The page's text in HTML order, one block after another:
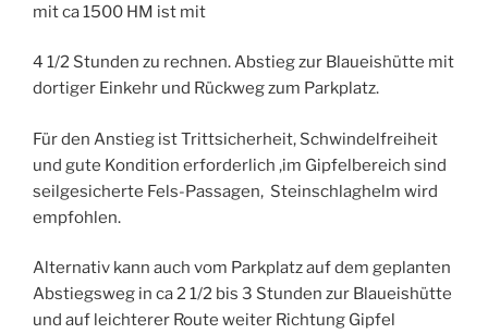
mit ca 1500 HM ist mit
4 1/2 Stunden zu rechnen. Abstieg zur Blaueishütte mit
dortiger Einkehr und Rückweg zum Parkplatz.
Für den Anstieg ist Trittsicherheit, Schwindelfreiheit
und gute Kondition erforderlich ,im Gipfelbereich sind
seilgesicherte Fels-Passagen, Steinschlaghelm wird
empfohlen.
Alternativ kann auch vom Parkplatz auf dem geplanten
Abstiegsweg in ca 2 1/2 bis 3 Stunden zur Blaueishütte
und auf leichterer Route weiter Richtung Gipfel